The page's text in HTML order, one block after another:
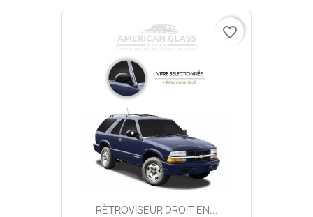
RÉTROVISEUR DROIT EN...
favorite_border